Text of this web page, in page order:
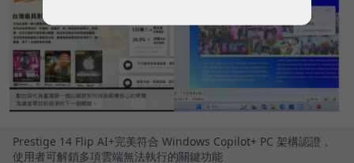
Prestige 14 Flip AI+完美符合 Windows Copilot+ PC 架構認證，
使用者可解鎖多項雲端無法執行的關鍵功能